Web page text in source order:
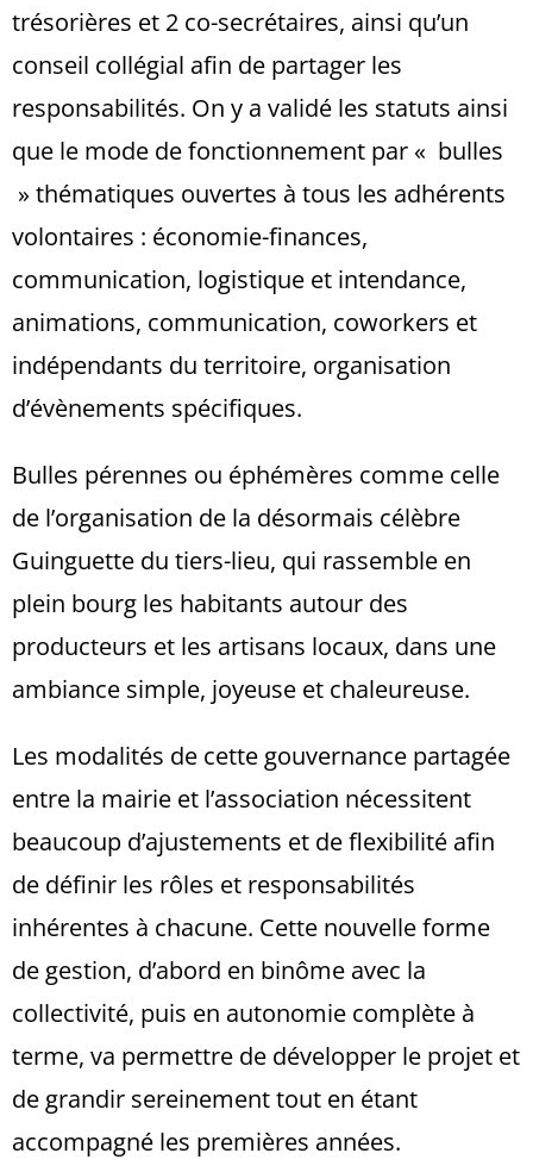
trésorières et 2 co-secrétaires, ainsi qu’un
conseil collégial afin de partager les
responsabilités. On y a validé les statuts ainsi
que le mode de fonctionnement par « bulles
» thématiques ouvertes à tous les adhérents
volontaires : économie-finances,
communication, logistique et intendance,
animations, communication, coworkers et
indépendants du territoire, organisation
d’évènements spécifiques.
Bulles pérennes ou éphémères comme celle
de l’organisation de la désormais célèbre
Guinguette du tiers-lieu, qui rassemble en
plein bourg les habitants autour des
producteurs et les artisans locaux, dans une
ambiance simple, joyeuse et chaleureuse.
Les modalités de cette gouvernance partagée
entre la mairie et l’association nécessitent
beaucoup d’ajustements et de flexibilité afin
de définir les rôles et responsabilités
inhérentes à chacune. Cette nouvelle forme
de gestion, d’abord en binôme avec la
collectivité, puis en autonomie complète à
terme, va permettre de développer le projet et
de grandir sereinement tout en étant
accompagné les premières années.